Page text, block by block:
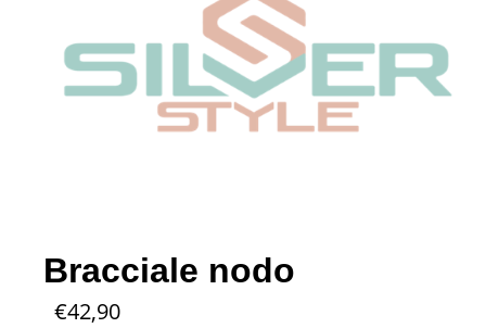
Bracciale nodo
€42,90